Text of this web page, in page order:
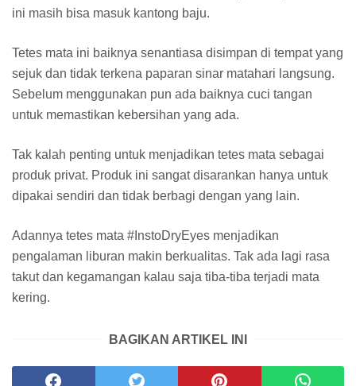
ini masih bisa masuk kantong baju.
Tetes mata ini baiknya senantiasa disimpan di tempat yang
sejuk dan tidak terkena paparan sinar matahari langsung.
Sebelum menggunakan pun ada baiknya cuci tangan
untuk memastikan kebersihan yang ada.
Tak kalah penting untuk menjadikan tetes mata sebagai
produk privat. Produk ini sangat disarankan hanya untuk
dipakai sendiri dan tidak berbagi dengan yang lain.
Adannya tetes mata #InstoDryEyes menjadikan
pengalaman liburan makin berkualitas. Tak ada lagi rasa
takut dan kegamangan kalau saja tiba-tiba terjadi mata
kering.
BAGIKAN ARTIKEL INI